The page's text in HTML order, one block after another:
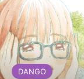
DANGO